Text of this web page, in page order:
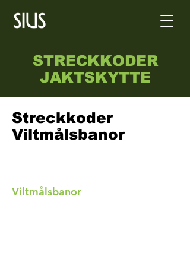
STRECKKODER
JAKTSKYTTE
Streckkoder
Viltmålsbanor
Viltmålsbanor